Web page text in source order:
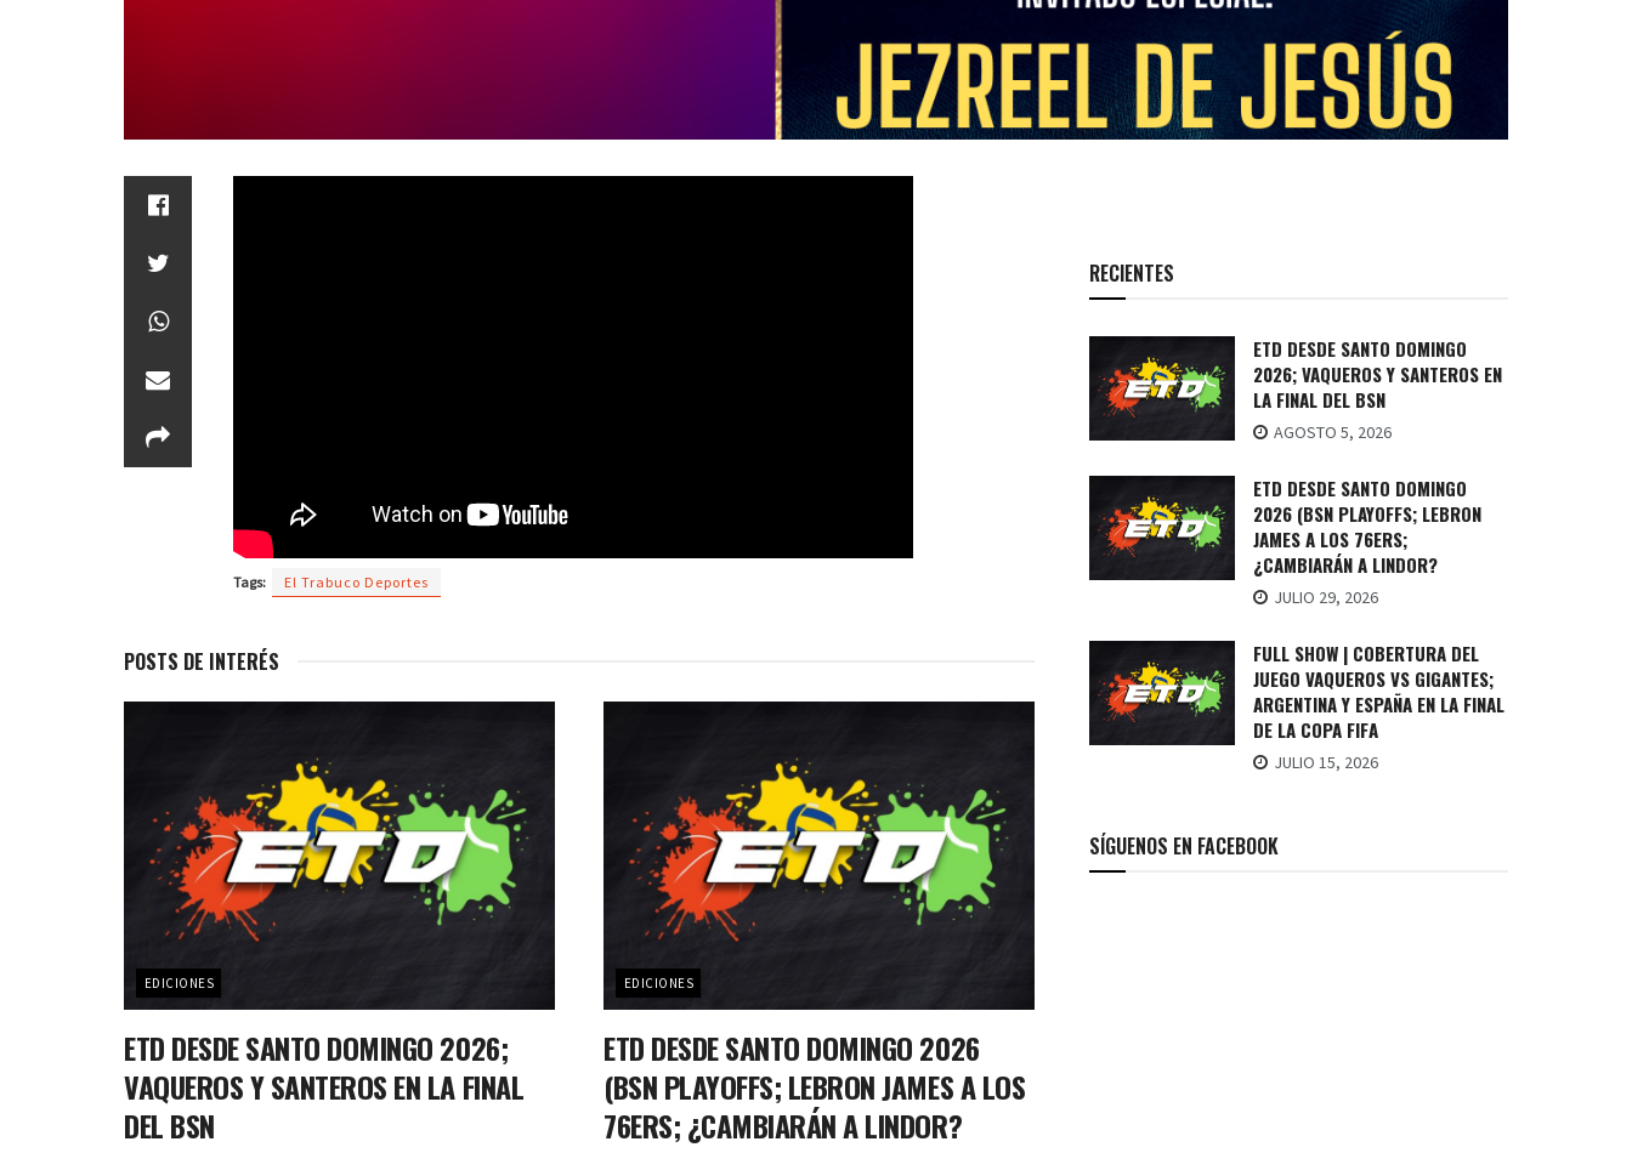
Tags: El Trabuco Deportes
POSTS DE INTERÉS
EDICIONES
ETD DESDE SANTO DOMINGO 2026;
VAQUEROS Y SANTEROS EN LA FINAL
DEL BSN
EDICIONES
ETD DESDE SANTO DOMINGO 2026
(BSN PLAYOFFS; LEBRON JAMES A LOS
76ERS; ¿CAMBIARÁN A LINDOR?
RECIENTES
ETD DESDE SANTO DOMINGO
2026; VAQUEROS Y SANTEROS EN
LA FINAL DEL BSN
AGOSTO 5, 2026
ETD DESDE SANTO DOMINGO
2026 (BSN PLAYOFFS; LEBRON
JAMES A LOS 76ERS;
¿CAMBIARÁN A LINDOR?
JULIO 29, 2026
FULL SHOW | COBERTURA DEL
JUEGO VAQUEROS VS GIGANTES;
ARGENTINA Y ESPAÑA EN LA FINAL
DE LA COPA FIFA
JULIO 15, 2026
SÍGUENOS EN FACEBOOK